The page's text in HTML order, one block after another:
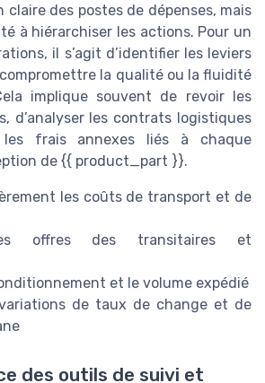
des postes de dépenses, mais
à hiérarchiser les actions. Pour un
il s’agit d’identifier les leviers
compromettre la qualité ou la fluidité
implique souvent de revoir les
d’analyser les contrats logistiques
frais annexes liés à chaque
de {{ product_part }}.
les coûts de transport et de
offres des transitaires et
et le volume expédié
de taux de change et de
des outils de suivi et